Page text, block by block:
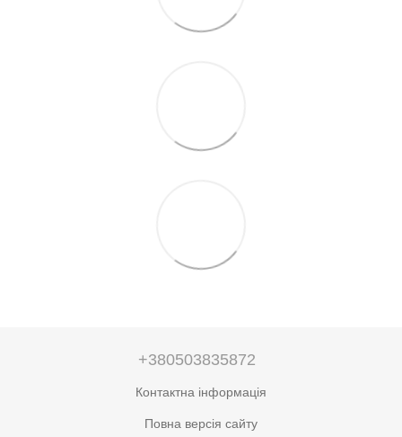
+380503835872
Контактна інформація
Повна версія сайту